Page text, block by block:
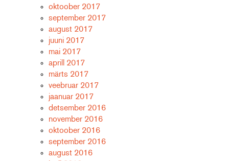
oktoober 2017
september 2017
august 2017
juuni 2017
mai 2017
aprill 2017
märts 2017
veebruar 2017
jaanuar 2017
detsember 2016
november 2016
oktoober 2016
september 2016
august 2016